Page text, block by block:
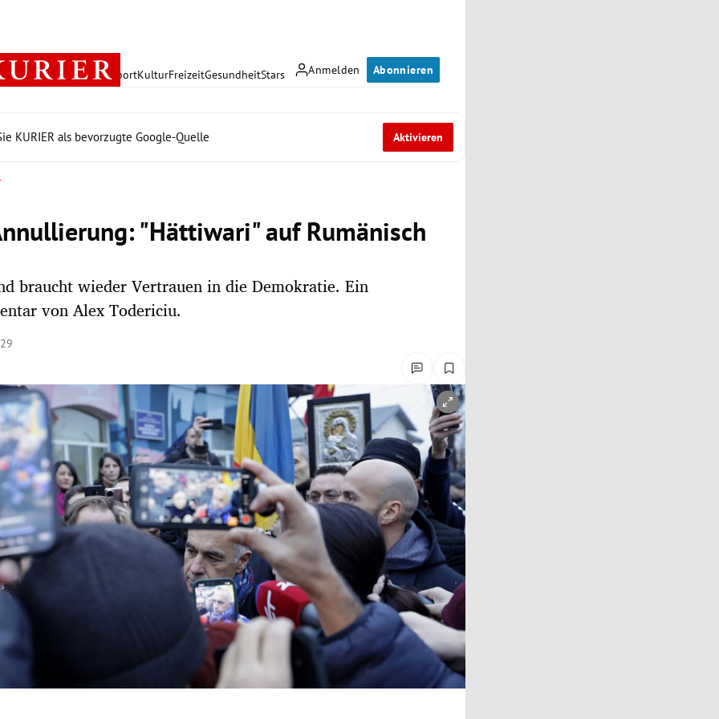
Anmelden Abonnieren
PolitikWirtschaft SportKulturFreizeitGesundheitStars
KURIER als bevorzugte Google-Quelle Aktivieren
"Hättiwari" auf Rumänisch
braucht wieder Vertrauen in die Demokratie. Ein
von Alex Todericiu.
öffnen/schließen